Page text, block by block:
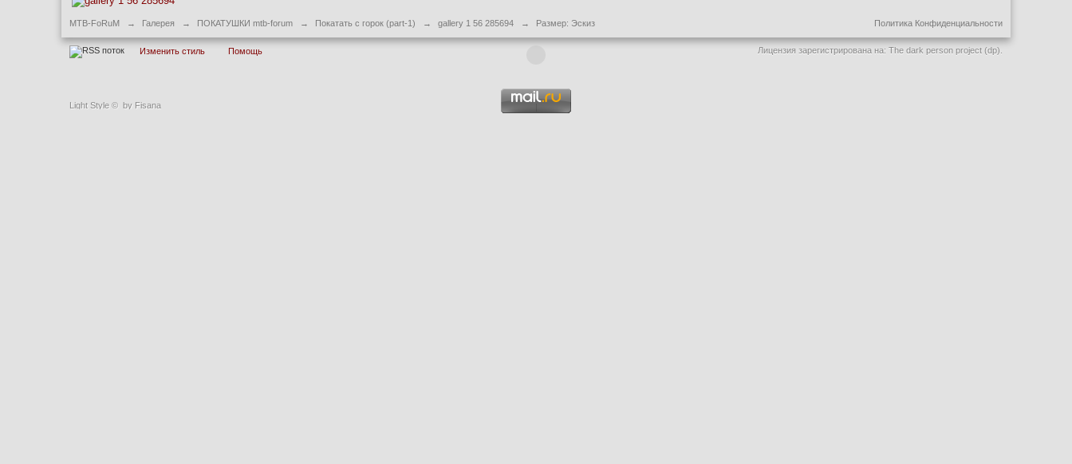
Light Style © by Fisana
MTB-FoRuM → Галерея → ПОКАТУШКИ mtb-forum → Покатать с горок (part-1) → gallery 1 56 285694 → Размер: Эскиз Политика Конфиденциальности
Изменить стиль Помощь Лицензия зарегистрирована на: The dark person project (dp).